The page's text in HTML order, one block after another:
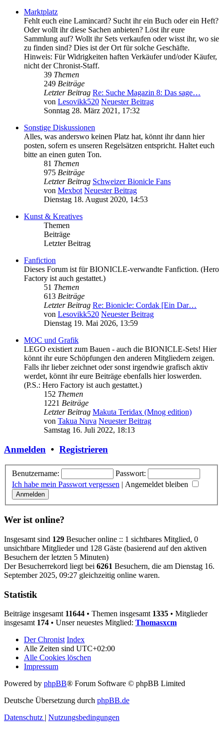
Marktplatz
Fehlt euch eine Lamincard? Sucht ihr ein Buch oder ein Heft?
Oder wollt ihr diese Sachen anbieten? Löst ihr eure
Sammlung auf? Wollt ihr Sets verkaufen oder wisst ihr, wo sie
zu finden sind? Dies ist der Ort für solche Geschäfte.
Hinweis: Für Widrigkeiten haften Verkäufer und/oder Käufer,
nicht der Chronist-Staff.
39 Themen
249 Beiträge
Letzter Beitrag Re: Suche Magazin 8: Das sage…
von Lesovikk520 Neuester Beitrag
Sonntag 28. März 2021, 17:32
Sonstige Diskussionen
Alles, was anderswo keinen Platz hat, könnt ihr dann hier
posten, sofern es unseren Regelsätzen entspricht. Haltet euch
bitte an einen guten Ton.
81 Themen
975 Beiträge
Letzter Beitrag Schweizer Bionicle Fans
von Mexbot Neuester Beitrag
Dienstag 18. August 2020, 14:53
Kunst & Kreatives
Themen
Beiträge
Letzter Beitrag
Fanfiction
Dieses Forum ist für BIONICLE-verwandte Fanfiction. (Hero
Factory ist auch gestattet.)
51 Themen
613 Beiträge
Letzter Beitrag Re: Bionicle: Cordak [Ein Dar…
von Lesovikk520 Neuester Beitrag
Dienstag 19. Mai 2026, 13:59
MOC und Grafik
LEGO existiert zum Bauen - auch die BIONICLE-Sets! Hier
könnt ihr eure Schöpfungen den anderen Mitgliedern zeigen.
Falls ihr lieber zeichnet oder sonst irgendwie grafisch aktiv
werdet, könnt ihr eure Beiträge ebenfalls hier loswerden.
(P.S.: Hero Factory ist auch gestattet.)
152 Themen
1221 Beiträge
Letzter Beitrag Makuta Teridax (Mnog edition)
von Takua Nuva Neuester Beitrag
Samstag 16. Juli 2022, 18:13
Anmelden • Registrieren
Benutzername:
Passwort:
Ich habe mein Passwort vergessen | Angemeldet bleiben
Wer ist online?
Insgesamt sind 129 Besucher online :: 1 sichtbares Mitglied, 0
unsichtbare Mitglieder und 128 Gäste (basierend auf den aktiven
Besuchern der letzten 5 Minuten)
Der Besucherrekord liegt bei 6261 Besuchern, die am Dienstag 16.
September 2025, 09:27 gleichzeitig online waren.
Statistik
Beiträge insgesamt 11644 • Themen insgesamt 1335 • Mitglieder
insgesamt 174 • Unser neuestes Mitglied: Thomasxcm
Der Chronist Index
Alle Zeiten sind UTC+02:00
Alle Cookies löschen
Impressum
Powered by phpBB® Forum Software © phpBB Limited
Deutsche Übersetzung durch phpBB.de
Datenschutz | Nutzungsbedingungen